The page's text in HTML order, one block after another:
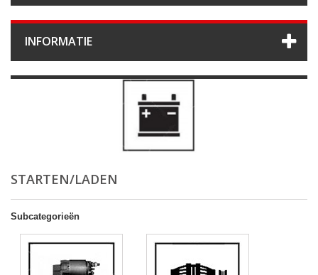
INFORMATIE
STARTEN/LADEN
Subcategorieën